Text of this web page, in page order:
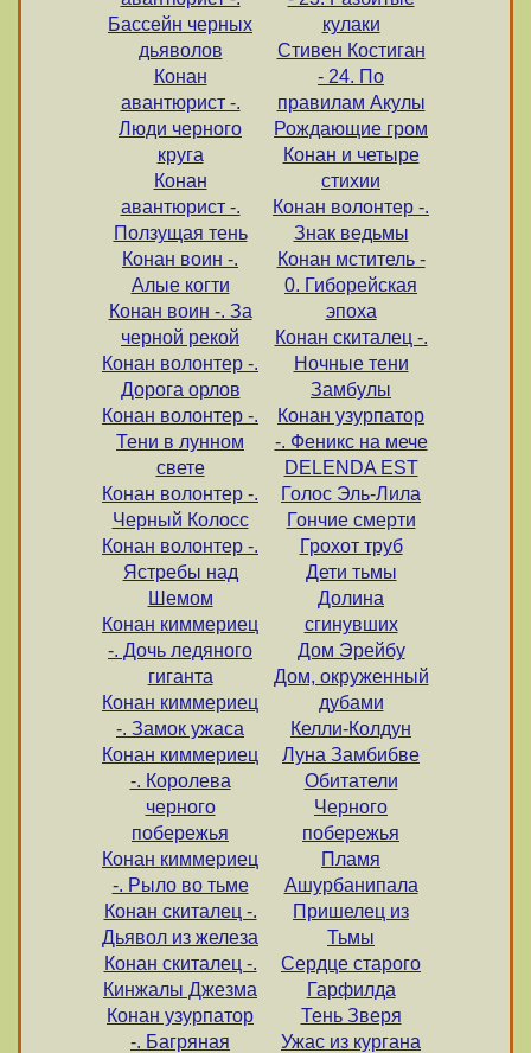
Бассейн черных
дьяволов
Конан
авантюрист -.
Люди черного
круга
Конан
авантюрист -.
Ползущая тень
Конан воин -.
Алые когти
Конан воин -. За
черной рекой
Конан волонтер -.
Дорога орлов
Конан волонтер -.
Тени в лунном
свете
Конан волонтер -.
Черный Колосс
Конан волонтер -.
Ястребы над
Шемом
Конан киммериец
-. Дочь ледяного
гиганта
Конан киммериец
-. Замок ужаса
Конан киммериец
-. Королева
черного
побережья
Конан киммериец
-. Рыло во тьме
Конан скиталец -.
Дьявол из железа
Конан скиталец -.
Кинжалы Джезма
Конан узурпатор
-. Багряная
кулаки
Стивен Костиган
- 24. По
правилам Акулы
Рождающие гром
Конан и четыре
стихии
Конан волонтер -.
Знак ведьмы
Конан мститель -
0. Гиборейская
эпоха
Конан скиталец -.
Ночные тени
Замбулы
Конан узурпатор
-. Феникс на мече
DELENDA EST
Голос Эль-Лила
Гончие смерти
Грохот труб
Дети тьмы
Долина
сгинувших
Дом Эрейбу
Дом, окруженный
дубами
Келли-Колдун
Луна Замбибве
Обитатели
Черного
побережья
Пламя
Ашурбанипала
Пришелец из
Тьмы
Сердце старого
Гарфилда
Тень Зверя
Ужас из кургана